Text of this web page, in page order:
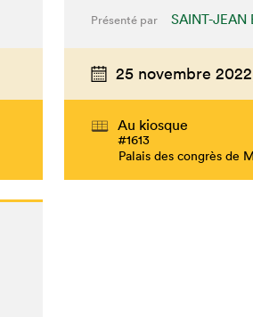
Présenté par SAINT-JEAN
25 novembre
Au kiosque
#1613
Palais des congrès de